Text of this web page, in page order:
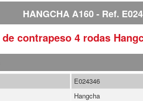
HANGCHA A160 Ref.
de contrapeso 4 rodas
E024346
Hangcha